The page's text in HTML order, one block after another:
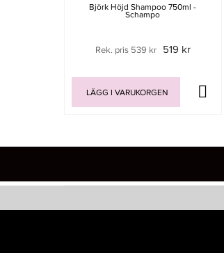
Björk Höjd Shampoo 750ml -
Schampo
Rek. pris 539 kr 519 kr
LÄGG I VARUKORGEN